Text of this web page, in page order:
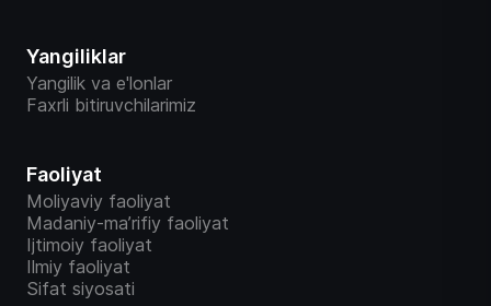
Yangiliklar
Yangilik va e'lonlar
Faxrli bitiruvchilarimiz
Faoliyat
Moliyaviy faoliyat
Madaniy-ma’rifiy faoliyat
Ijtimoiy faoliyat
Ilmiy faoliyat
Sifat siyosati